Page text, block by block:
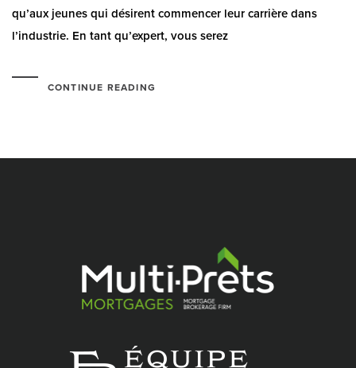
qu’aux jeunes qui désirent commencer leur carrière dans
l’industrie. En tant qu’expert, vous serez
CONTINUE READING